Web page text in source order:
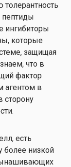
пептиды
ингибиторы
которые
защищая
что в
фактор
агентом в
сторону
есть
более низкой